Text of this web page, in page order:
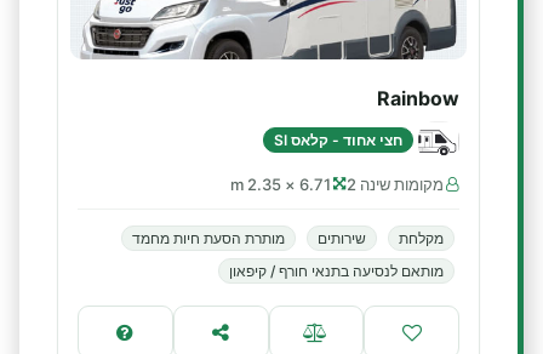
Rainbow
חצי אחוד - קלאס SI
מקומות שינה 2 6.71 × 2.35 m
מקלחת שירותים
מותרת הסעת חיות מחמד
מותאם לנסיעה בתנאי חורף / קיפאון